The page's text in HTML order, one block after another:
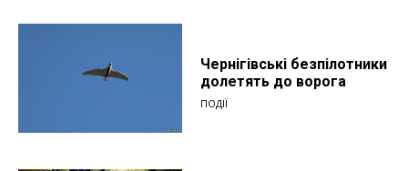
Чернігівські безпілотники
долетять до ворога
ПОДІЇ